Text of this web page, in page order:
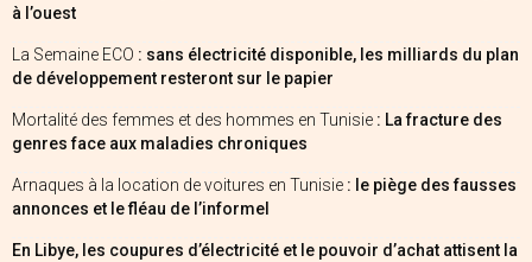
à l’ouest
La Semaine ECO : sans électricité disponible, les milliards du plan
de développement resteront sur le papier
Mortalité des femmes et des hommes en Tunisie : La fracture des
genres face aux maladies chroniques
Arnaques à la location de voitures en Tunisie : le piège des fausses
annonces et le fléau de l’informel
En Libye, les coupures d’électricité et le pouvoir d’achat attisent la